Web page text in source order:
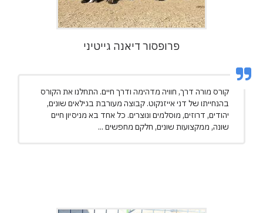
פרופסור דיאנה גייטיני
קורס מורה דרך, חוויה מדהימה ודרך חיים. התחלנו את הקורס
בהנחייתו של דני אייזנקוט. קבוצה מעורבת בגילאים שונים,
יהודים, דרוזים, מוסלמים ונוצרים. כל אחד בא מניסיון חיים
שונה, ממקצועות שונים, חלקם מחפשים ...